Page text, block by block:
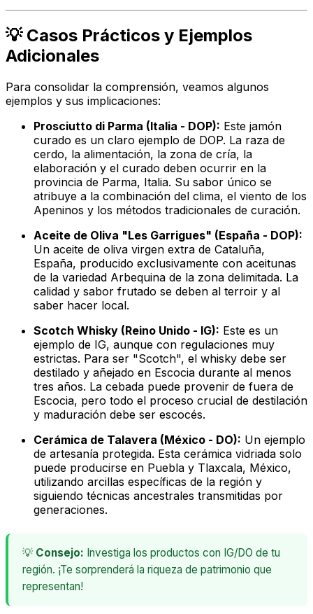
💡 Casos Prácticos y Ejemplos
Adicionales
Para consolidar la comprensión, veamos algunos
ejemplos y sus implicaciones:
Prosciutto di Parma (Italia - DOP): Este jamón
curado es un claro ejemplo de DOP. La raza de
cerdo, la alimentación, la zona de cría, la
elaboración y el curado deben ocurrir en la
provincia de Parma, Italia. Su sabor único se
atribuye a la combinación del clima, el viento de los
Apeninos y los métodos tradicionales de curación.
Aceite de Oliva "Les Garrigues" (España - DOP):
Un aceite de oliva virgen extra de Cataluña,
España, producido exclusivamente con aceitunas
de la variedad Arbequina de la zona delimitada. La
calidad y sabor frutado se deben al terroir y al
saber hacer local.
Scotch Whisky (Reino Unido - IG): Este es un
ejemplo de IG, aunque con regulaciones muy
estrictas. Para ser "Scotch", el whisky debe ser
destilado y añejado en Escocia durante al menos
tres años. La cebada puede provenir de fuera de
Escocia, pero todo el proceso crucial de destilación
y maduración debe ser escocés.
Cerámica de Talavera (México - DO): Un ejemplo
de artesanía protegida. Esta cerámica vidriada solo
puede producirse en Puebla y Tlaxcala, México,
utilizando arcillas específicas de la región y
siguiendo técnicas ancestrales transmitidas por
generaciones.
💡 Consejo: Investiga los productos con IG/DO de tu
región. ¡Te sorprenderá la riqueza de patrimonio que
representan!